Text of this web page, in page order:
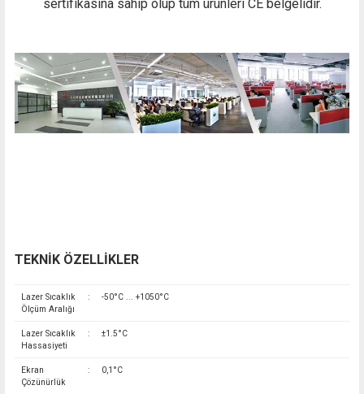
sertifikasına sahip olup tüm ürünleri CE belgelidir.
TEKNİK ÖZELLİKLER
Lazer Sıcaklık
Ölçüm Aralığı
: -50°C ... +1050°C
Lazer Sıcaklık
Hassasiyeti
: ±1.5°C
Ekran
Çözünürlük
: 0,1°C